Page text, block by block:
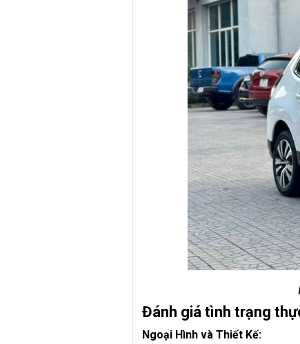
Đánh giá tình trạng
Ngoại Hình và Thiết Kế: